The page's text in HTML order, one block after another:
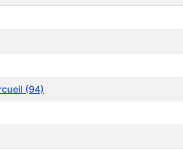
(94)